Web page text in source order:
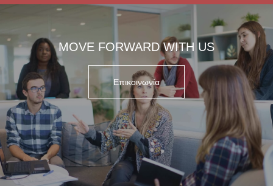
MOVE FORWARD WITH US
Επικοινωνία